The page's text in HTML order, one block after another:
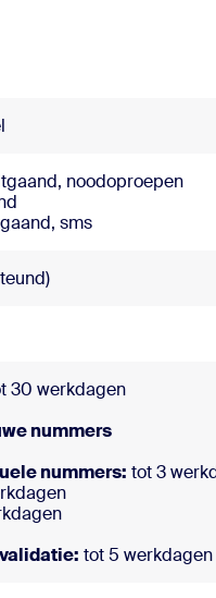
noodoproepen
sms
nummers: tot 3
3
tot 5 werkdagen